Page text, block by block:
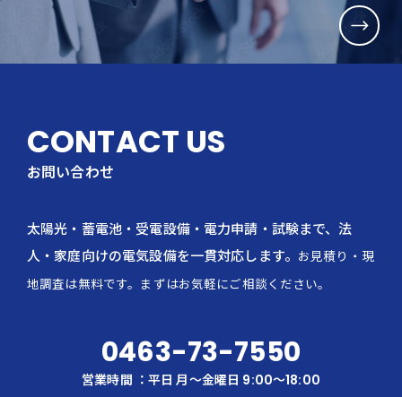
CONTACT US
お問い合わせ
太陽光・蓄電池・受電設備・電力申請・試験まで、法
人・家庭向けの電気設備を一貫対応します。 お見積り・現
地調査は無料です。まずはお気軽にご相談ください。
0463-73-7550
営業時間 ：平日 月〜金曜日 9:00～18:00